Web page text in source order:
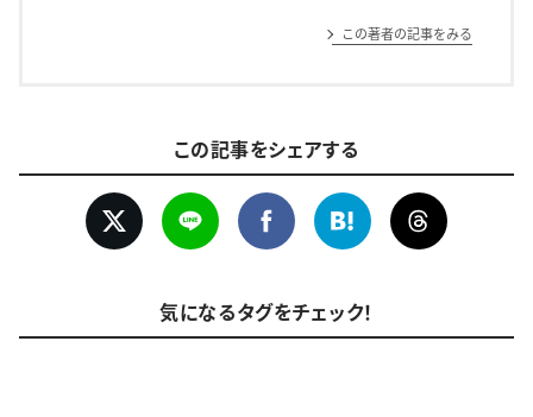
この著者の記事をみる
この記事をシェアする
気になるタグをチェック！